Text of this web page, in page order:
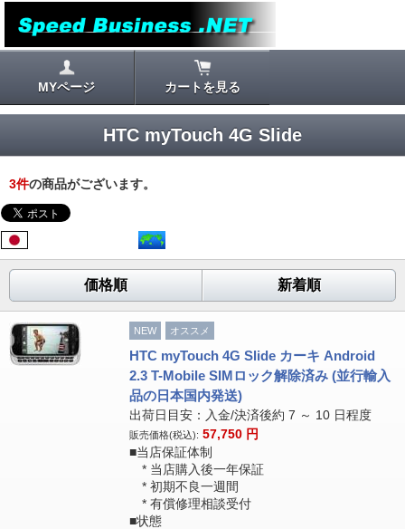
MYページ カートを見る
HTC myTouch 4G Slide
3件の商品がございます。
価格順 新着順
NEW オススメ
HTC myTouch 4G Slide カーキ Android
2.3 T-Mobile SIMロック解除済み (並行輸入
品の日本国内発送)
出荷日目安：入金/決済後約 7 ～ 10 日程度
販売価格(税込): 57,750 円
■当店保証体制
* 当店購入後一年保証
* 初期不良一週間
* 有償修理相談受付
■状態